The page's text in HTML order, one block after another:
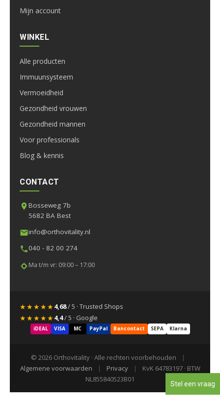
Mijn account
WINKEL
Alle producten
Immuunsysteem
Vermoeidheid
Gezondheid vrouwen
Gezondheid mannen
Voor professionals
Blog & kennis
CONTACT
Bosseweg 7b
5682 BA Best
info@orthovitality.nl
040 - 82 00 274
Ma t/m vr: 09:00 – 17:00
★★★★★4,68/ 5 · Trusted Shops
★★★★★4,4/ 5 · Google
iDEAL VISA MC PayPal Bancontact SEPA Klarna
© 2026 Orthovitality · Alle rechten voorbehouden
|
Algemene voorwaarden
| Privacy |
KvK 64783197 · BTW
NL855840523B01
Stel een vraag